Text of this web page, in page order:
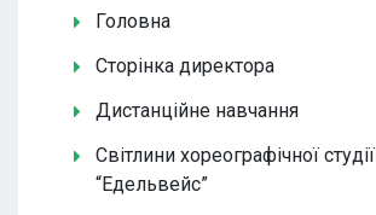
Головна
Сторінка директора
Дистанційне навчання
Світлини хореографічної студії
“Едельвейс”